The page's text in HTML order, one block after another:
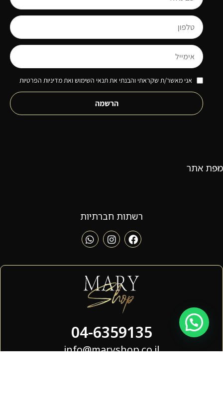
אני מאשר/ת שקראתי והבנתי את תנאי השימוש ואת מדיניות הפרטיות
הרשמה
מפת אתר
רשתות חברתיות
04-6359135
info@maryshop.co.il